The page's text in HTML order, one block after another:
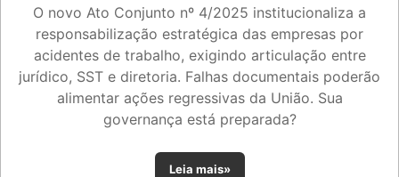
O novo Ato Conjunto nº 4/2025 institucionaliza a
responsabilização estratégica das empresas por
acidentes de trabalho, exigindo articulação entre
jurídico, SST e diretoria. Falhas documentais poderão
alimentar ações regressivas da União. Sua
governança está preparada?
Leia mais»